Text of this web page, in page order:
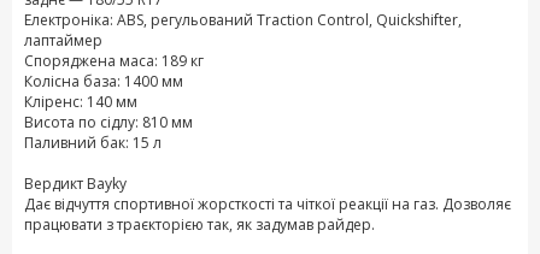
Електроніка: ABS, регульований Traction Control, Quickshifter,
лаптаймер
Споряджена маса: 189 кг
Колісна база: 1400 мм
Кліренс: 140 мм
Висота по сідлу: 810 мм
Паливний бак: 15 л
Вердикт Bayky
Дає відчуття спортивної жорсткості та чіткої реакції на газ. Дозволяє
працювати з траєкторією так, як задумав райдер.